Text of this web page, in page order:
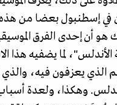
في إسطنبول بعضا من
أن إحدى الفرق
لما يضفيه هذا
الذي يعزفون فيه،
وهكذا، ولعدة